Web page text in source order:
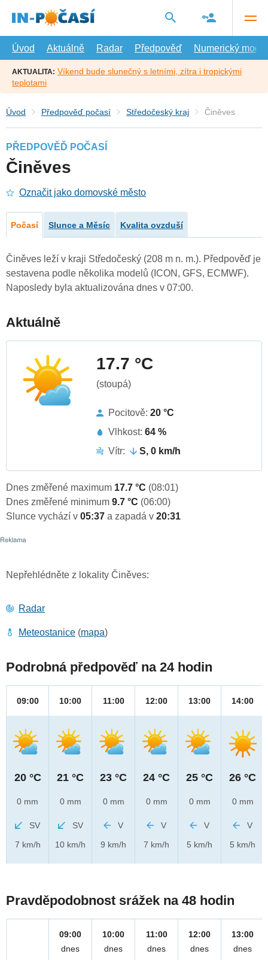
hlavní
Úvod
Aktuálně Radar Předpověď Numerický model
AKTUALITA: Víkend bude slunečný s letními, zítra i tropickými
teplotami
Úvod Předpověď počasí Středočeský kraj Činěves
PŘEDPOVĚĎ POČASÍ
Činěves
Označit jako domovské město
Počasí Slunce a Měsíc Kvalita ovzduší
Činěves leží v kraji Středočeský (208 m n. m.). Předpověď je
sestavena podle několika modelů (ICON, GFS, ECMWF).
Naposledy byla aktualizována dnes v 07:00.
Aktuálně
17.7 °C
(stoupá)
Pocitově: 20 °C
Vlhkost: 64 %
Vítr:
S, 0 km/h
Dnes změřené maximum 17.7 °C (08:01)
Dnes změřené minimum 9.7 °C (06:00)
Slunce vychází v 05:37 a zapadá v 20:31
Nepřehlédněte z lokality Činěves:
Radar
Meteostanice (mapa)
Podrobná předpověď na 24 hodin
09:00
20 °C
0 mm
SV
7 km/h
10:00
21 °C
0 mm
SV
10 km/h
11:00
23 °C
0 mm
V
9 km/h
12:00
24 °C
0 mm
V
7 km/h
13:00
25 °C
0 mm
V
5 km/h
14:00
26 °C
0 mm
V
5 km/h
Pravděpodobnost srážek na 48 hodin
09:00
dnes
10:00
dnes
11:00
dnes
12:00
dnes
13:00
dnes